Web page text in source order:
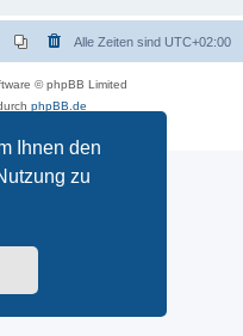
Ihnen den
zu
Alle Zeiten sind UTC+02:00
© phpBB Limited
phpBB.de